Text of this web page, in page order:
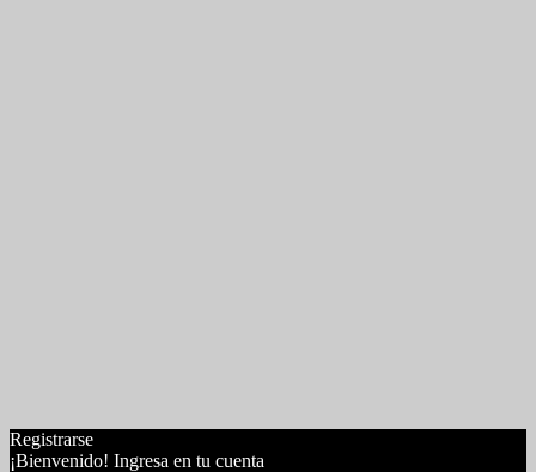
Registrarse
¡Bienvenido! Ingresa en tu cuenta